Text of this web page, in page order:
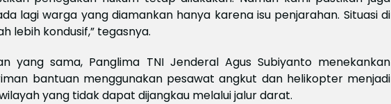
lagi warga yang diamankan hanya karena isu penjarahan. Situasi di
lebih kondusif,” tegasnya.
yang sama, Panglima TNI Jenderal Agus Subiyanto menekankan
bantuan menggunakan pesawat angkut dan helikopter menjadi
yang tidak dapat dijangkau melalui jalur darat.